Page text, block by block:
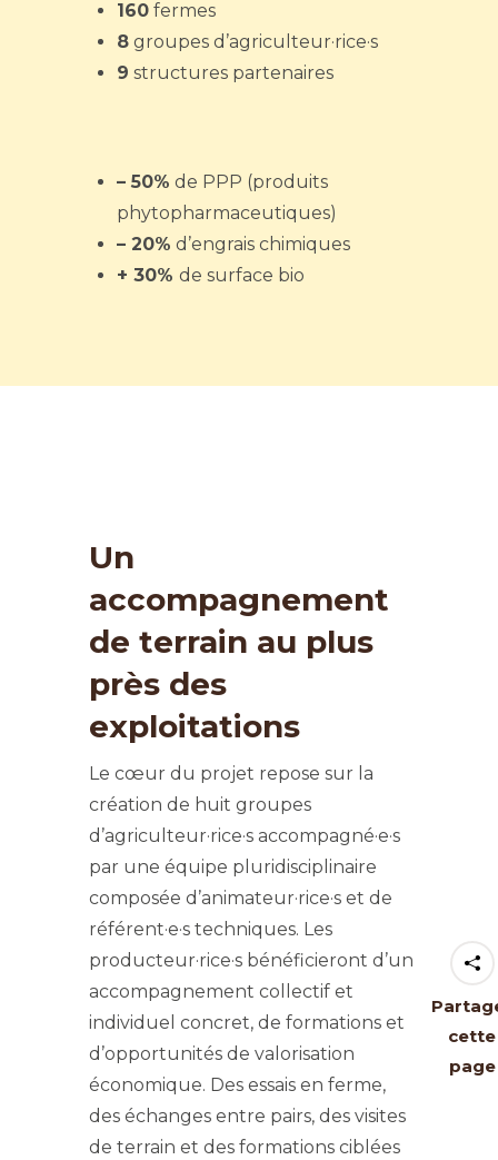
160 fermes
8 groupes d’agriculteur·rice·s
9 structures partenaires
– 50% de PPP (produits
phytopharmaceutiques)
– 20% d’engrais chimiques
+ 30% de surface bio
Un
accompagnement
de terrain au plus
près des
exploitations
Le cœur du projet repose sur la
création de huit groupes
d’agriculteur·rice·s accompagné·e·s
par une équipe pluridisciplinaire
composée d’animateur·rice·s et de
référent·e·s techniques. Les
producteur·rice·s bénéficieront d’un
accompagnement collectif et
individuel concret, de formations et
d’opportunités de valorisation
économique. Des essais en ferme,
des échanges entre pairs, des visites
de terrain et des formations ciblées
cette
page